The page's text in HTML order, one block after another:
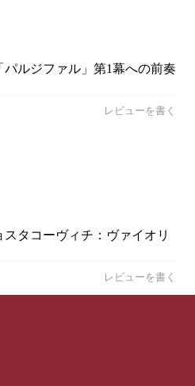
ルジファル」第1幕への前奏
レビューを書く
タコーヴィチ：ヴァイオリ
レビューを書く